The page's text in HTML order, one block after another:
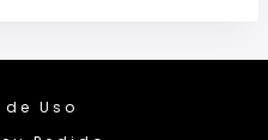
Uso